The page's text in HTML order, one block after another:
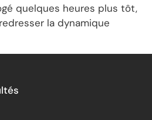
quelques heures plus tôt,
la dynamique